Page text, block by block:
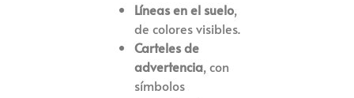
Líneas en el suelo,
de colores visibles.
Carteles de
advertencia, con
símbolos